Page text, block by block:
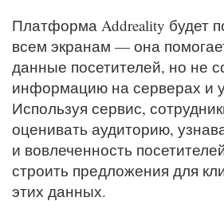
Платформа Addreality будет
всем экранам — она
данные посетителей, но не
информацию на серверах и
Используя сервис,
оценивать аудиторию,
и вовлеченность
строить предложения для
этих данных.